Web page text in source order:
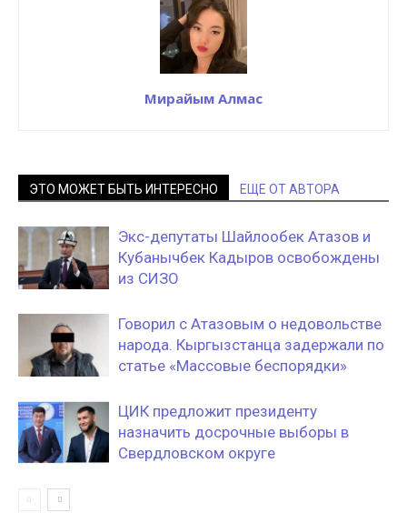
Мирайым Алмас
ЭТО МОЖЕТ БЫТЬ ИНТЕРЕСНО ЕЩЕ ОТ АВТОРА
Экс-депутаты Шайлообек Атазов и
Кубанычбек Кадыров освобождены
из СИЗО
Говорил с Атазовым о недовольстве
народа. Кыргызстанца задержали по
статье «Массовые беспорядки»
ЦИК предложит президенту
назначить досрочные выборы в
Свердловском округе